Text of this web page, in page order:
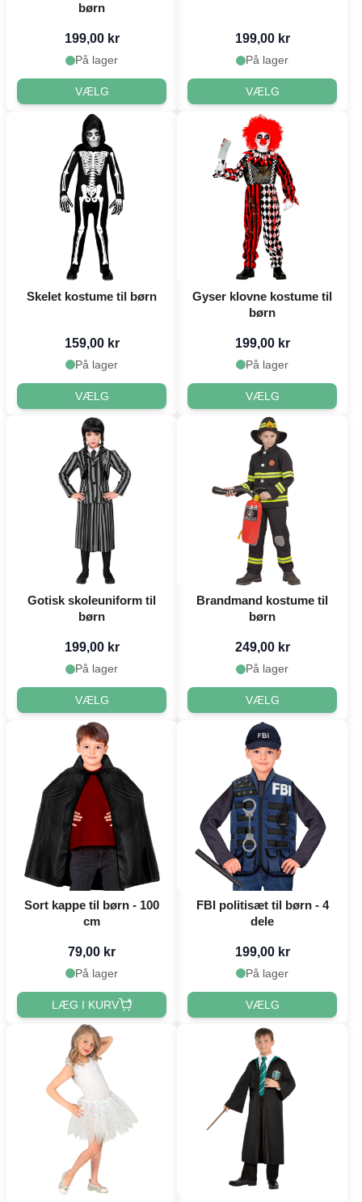
børn
199,00 kr
På lager
VÆLG
199,00 kr
På lager
VÆLG
Skelet kostume til børn
159,00 kr
På lager
VÆLG
Gyser klovne kostume til
børn
199,00 kr
På lager
VÆLG
Gotisk skoleuniform til
børn
199,00 kr
På lager
VÆLG
Brandmand kostume til
børn
249,00 kr
På lager
VÆLG
Sort kappe til børn - 100
cm
79,00 kr
På lager
LÆG I KURV
FBI politisæt til børn - 4
dele
199,00 kr
På lager
VÆLG